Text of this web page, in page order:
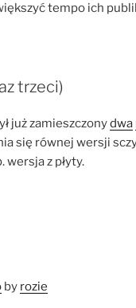
tempo ich
trzeci)
już zamieszczonydwa
się równej wersji
wersja z płyty.
by rozie